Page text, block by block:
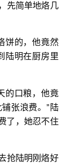
先简单地烙几
饼的，他竟然
陆明在厨房里
的口粮，他竟
张浪费。”陆
了，她忍不住
抢陆明刚烙好